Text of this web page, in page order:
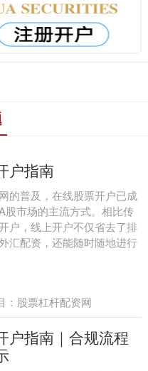
户指南
的普及，在线股票开户已成
股市场的主流方式。相比传
户，线上开户不仅省去了排
汇配资，还能随时随地进行
： 股票杠杆配资网
户指南｜合规流程